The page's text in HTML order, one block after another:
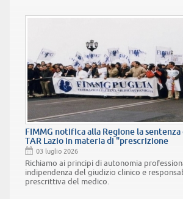
FIMMG notifica alla Regione la sentenza
TAR Lazio in materia di "prescrizione
suggerita"
03 luglio 2026
Richiamo ai principi di autonomia
indipendenza del giudizio clinico e
prescrittiva del medico.